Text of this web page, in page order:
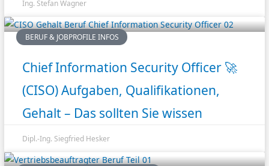
Ing. Stefan Wagner
BERUF & JOBPROFILE INFOS
Chief Information Security Officer 🚀
(CISO) Aufgaben, Qualifikationen,
Gehalt – Das sollten Sie wissen
Dipl.-Ing. Siegfried Hesker